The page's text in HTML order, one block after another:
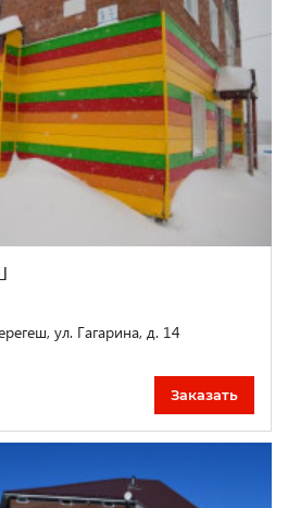
ул. Гагарина, д. 14
Заказать